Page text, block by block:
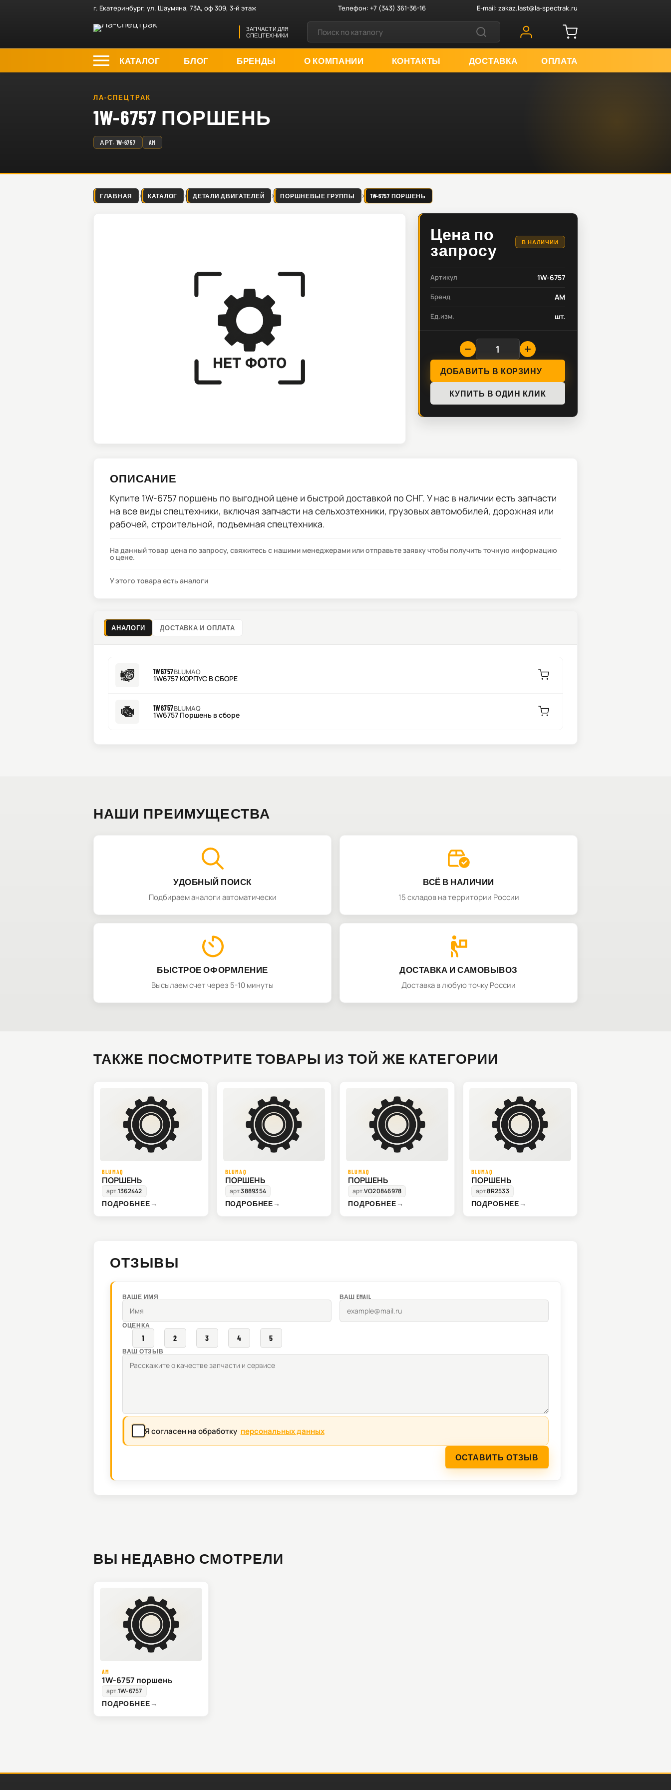
г. Екатеринбург, ул. Шаумяна, 73А, оф 309, 3-й этаж Телефон:+7 (343) 361-36-16 E-mail: zakaz.last@la-spectrak.ru
ЗАПЧАСТИ ДЛЯ
СПЕЦТЕХНИКИ
КАТАЛОГ БЛОГ БРЕНДЫ О КОМПАНИИ КОНТАКТЫ ДОСТАВКА ОПЛАТА
ЛА-СПЕЦТРАК
1W-6757 ПОРШЕНЬ
АРТ. 1W-6757 AM
ГЛАВНАЯ КАТАЛОГ ДЕТАЛИ ДВИГАТЕЛЕЙ ПОРШНЕВЫЕ ГРУППЫ 1W-6757 ПОРШЕНЬ
Цена по
запросу
В НАЛИЧИИ
Артикул 1W-6757
Бренд AM
Ед.изм. шт.
ДОБАВИТЬ В КОРЗИНУ
КУПИТЬ В ОДИН КЛИК
ОПИСАНИЕ
Купите 1W-6757 поршень по выгодной цене и быстрой доставкой по СНГ. У нас в наличии есть запчасти
на все виды спецтехники, включая запчасти на сельхозтехники, грузовых автомобилей, дорожная или
рабочей, строительной, подъемная спецтехника.
На данный товар цена по запросу, свяжитесь с нашими менеджерами или отправьте заявку чтобы получить точную информацию
о цене.
У этого товара есть аналоги
АНАЛОГИ ДОСТАВКА И ОПЛАТА
1W6757BLUMAQ
1W6757 КОРПУС В СБОРЕ
1W6757BLUMAQ
1W6757 Поршень в сборе
НАШИ ПРЕИМУЩЕСТВА
УДОБНЫЙ ПОИСК
Подбираем аналоги автоматически
ВСЁ В НАЛИЧИИ
15 складов на территории России
БЫСТРОЕ ОФОРМЛЕНИЕ
Высылаем счет через 5-10 минуты
ДОСТАВКА И САМОВЫВОЗ
Доставка в любую точку России
ТАКЖЕ ПОСМОТРИТЕ ТОВАРЫ ИЗ ТОЙ ЖЕ КАТЕГОРИИ
BLUMAQ
ПОРШЕНЬ
арт.1362442
ПОДРОБНЕЕ→
BLUMAQ
ПОРШЕНЬ
арт.3889354
ПОДРОБНЕЕ→
BLUMAQ
ПОРШЕНЬ
арт.VO20846978
ПОДРОБНЕЕ→
BLUMAQ
ПОРШЕНЬ
арт.8R2533
ПОДРОБНЕЕ→
ОТЗЫВЫ
ВАШЕ ИМЯ ВАШ EMAIL
ОЦЕНКА
1 2 3 4 5
ВАШ ОТЗЫВ
Я согласен на обработку персональных данных
ОСТАВИТЬ ОТЗЫВ
ВЫ НЕДАВНО СМОТРЕЛИ
AM
1W-6757 поршень
арт.1W-6757
ПОДРОБНЕЕ→